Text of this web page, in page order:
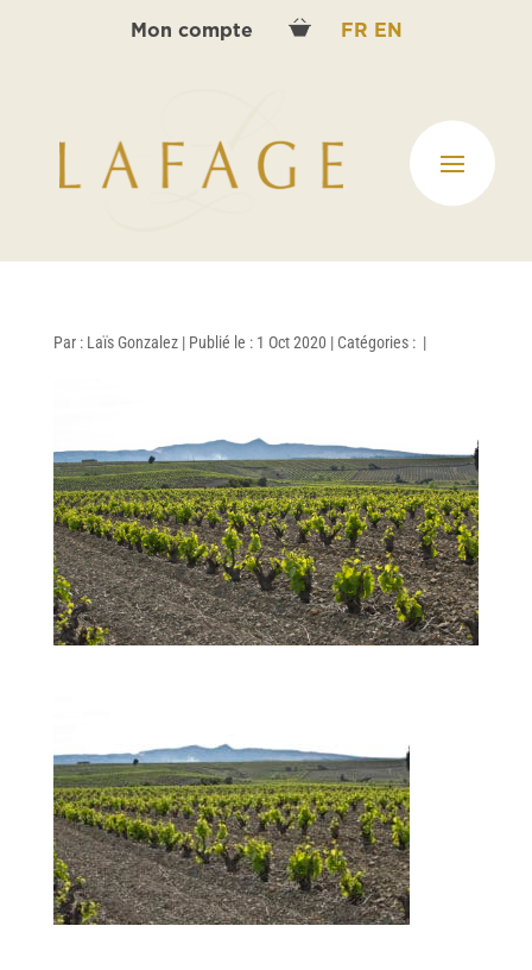
Mon compte FR EN
Par : Laïs Gonzalez | Publié le : 1 Oct 2020 | Catégories : |